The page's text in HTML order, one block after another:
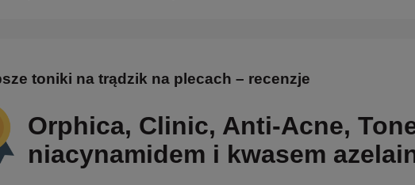
toniki na trądzik na plecach – recenzje
Orphica, Clinic, Anti-Acne,
niacynamidem i kwasem